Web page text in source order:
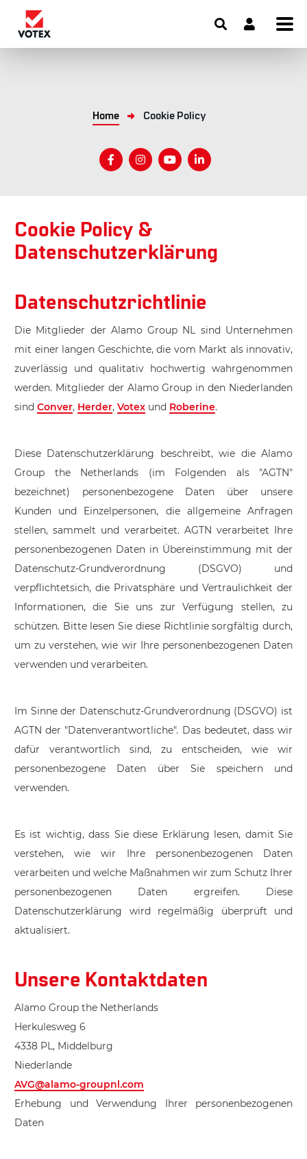
Home Cookie Policy
Cookie Policy &
Datenschutzerklärung
Datenschutzrichtlinie
Die Mitglieder der Alamo Group NL sind Unternehmen
mit einer langen Geschichte, die vom Markt als innovativ,
zuverlässig und qualitativ hochwertig wahrgenommen
werden. Mitglieder der Alamo Group in den Niederlanden
sind Conver, Herder, Votex und Roberine.
Diese Datenschutzerklärung beschreibt, wie die Alamo
Group the Netherlands (im Folgenden als "AGTN"
bezeichnet) personenbezogene Daten über unsere
Kunden und Einzelpersonen, die allgemeine Anfragen
stellen, sammelt und verarbeitet. AGTN verarbeitet Ihre
personenbezogenen Daten in Übereinstimmung mit der
Datenschutz-Grundverordnung (DSGVO) und
verpflichtetsich, die Privatsphäre und Vertraulichkeit der
Informationen, die Sie uns zur Verfügung stellen, zu
schützen. Bitte lesen Sie diese Richtlinie sorgfältig durch,
um zu verstehen, wie wir Ihre personenbezogenen Daten
verwenden und verarbeiten.
Im Sinne der Datenschutz-Grundverordnung (DSGVO) ist
AGTN der "Datenverantwortliche". Das bedeutet, dass wir
dafür verantwortlich sind, zu entscheiden, wie wir
personenbezogene Daten über Sie speichern und
verwenden.
Es ist wichtig, dass Sie diese Erklärung lesen, damit Sie
verstehen, wie wir Ihre personenbezogenen Daten
verarbeiten und welche Maßnahmen wir zum Schutz Ihrer
personenbezogenen Daten ergreifen. Diese
Datenschutzerklärung wird regelmäßig überprüft und
aktualisiert.
Unsere Kontaktdaten
Alamo Group the Netherlands
Herkulesweg 6
4338 PL, Middelburg
Niederlande
AVG@alamo-groupnl.com
Erhebung und Verwendung Ihrer personenbezogenen
Daten